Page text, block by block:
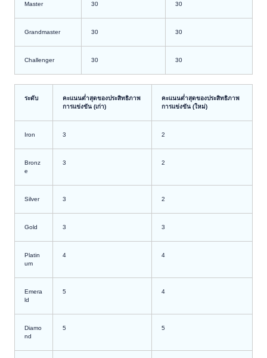
Master 30 30
Grandmaster 30 30
Challenger 30 30
ระดับ
คะแนนต่ำสุดของประสิทธิภาพ
การแข่งขัน (เก่า)
คะแนนต่ำสุดของประสิทธิภาพ
การแข่งขัน (ใหม่)
Iron 3 2
Bronz
e
3 2
Silver 3 2
Gold 3 3
Platin
um
4 4
Emera
ld
5 4
Diamo
nd
5 5